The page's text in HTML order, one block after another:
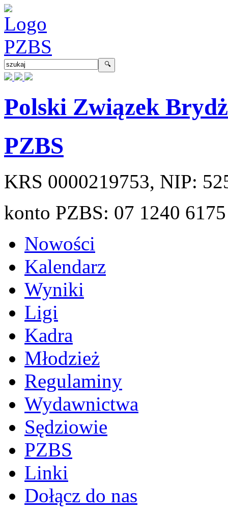
Polski Związek
PZBS
KRS 0000219753, NIP:
konto PZBS: 07 1240
Nowości
Kalendarz
Wyniki
Ligi
Kadra
Młodzież
Regulaminy
Wydawnictwa
Sędziowie
PZBS
Linki
Dołącz do nas